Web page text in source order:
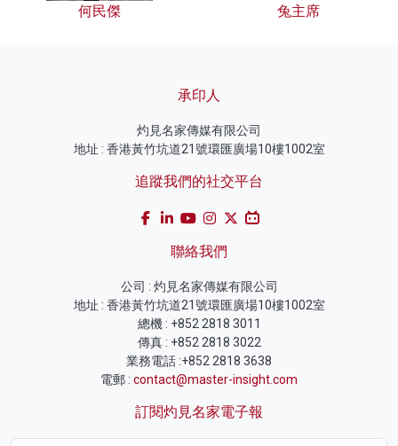
何民傑 兔主席
承印人
灼見名家傳媒有限公司
地址 : 香港黃竹坑道21號環匯廣場10樓1002室
追蹤我們的社交平台
聯絡我們
公司 : 灼見名家傳媒有限公司
地址 : 香港黃竹坑道21號環匯廣場10樓1002室
總機 : +852 2818 3011
傳真 : +852 2818 3022
業務電話 :+852 2818 3638
電郵 : contact@master-insight.com
訂閱灼見名家電子報